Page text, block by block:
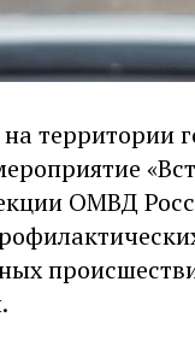
территории
ОМВД